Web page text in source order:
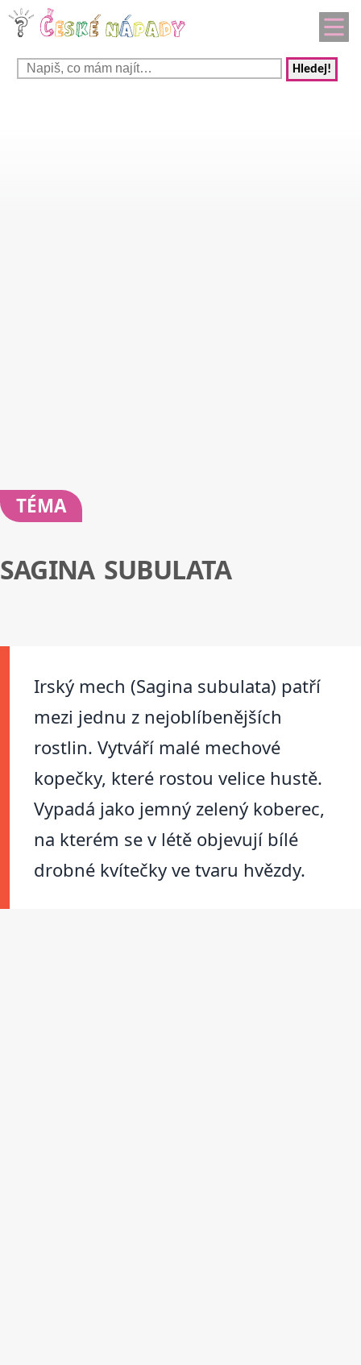
Hledej!
TÉMA
SAGINA SUBULATA
Irský mech (Sagina subulata) patří
mezi jednu z nejoblíbenějších
rostlin. Vytváří malé mechové
kopečky, které rostou velice hustě.
Vypadá jako jemný zelený koberec,
na kterém se v létě objevují bílé
drobné kvítečky ve tvaru hvězdy.